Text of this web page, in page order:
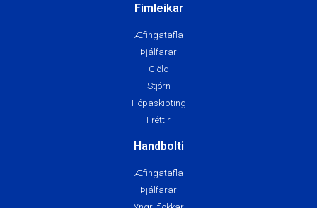
Fimleikar
Æfingatafla
Þjálfarar
Gjöld
Stjórn
Hópaskipting
Fréttir
Handbolti
Æfingatafla
Þjálfarar